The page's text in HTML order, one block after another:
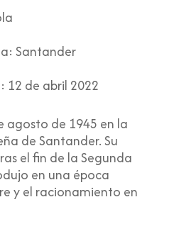
Santander
12 de abril 2022
agosto de 1945 en la
de Santander. Su
el fin de la Segunda
en una época
y el racionamiento en